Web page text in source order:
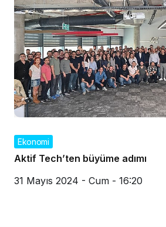
Ekonomi
Aktif Tech’ten büyüme adımı
31 Mayıs 2024 - Cum - 16:20